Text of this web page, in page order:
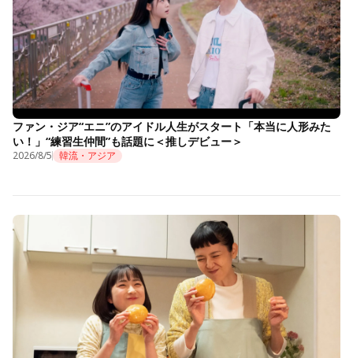
ファン・ジア“エニ”のアイドル人生がスタート「本当に人形みた
い！」“練習生仲間”も話題に＜推しデビュー＞
2026/8/5 韓流・アジア